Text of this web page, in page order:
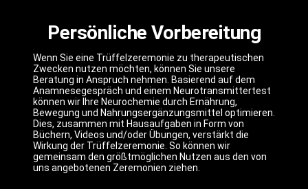
Persönliche Vorbereitung
Wenn Sie eine Trüffelzeremonie zu therapeutischen
Zwecken nutzen möchten, können Sie unsere
Beratung in Anspruch nehmen. Basierend auf dem
Anamnesegespräch und einem Neurotransmittertest
können wir Ihre Neurochemie durch Ernährung,
Bewegung und Nahrungsergänzungsmittel optimieren.
Dies, zusammen mit Hausaufgaben in Form von
Büchern, Videos und/oder Übungen, verstärkt die
Wirkung der Trüffelzeremonie. So können wir
gemeinsam den größtmöglichen Nutzen aus den von
uns angebotenen Zeremonien ziehen.